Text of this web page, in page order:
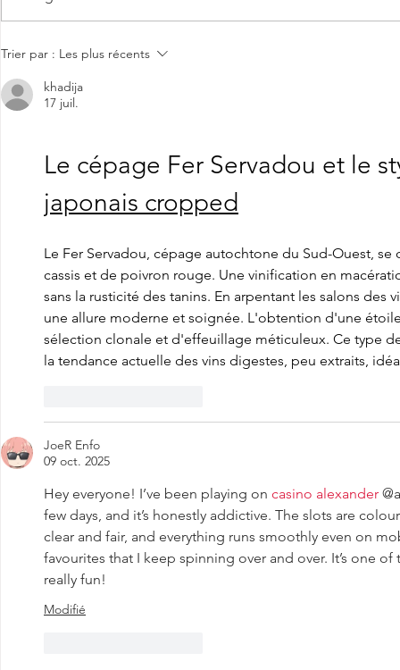
rose en effet avec cette négrette très
avenante dans sa robe c
Trier par : Les plus récents
khadija
17 juil.
Le cépage Fer Servadou et le
japonais cropped
Le Fer Servadou, cépage autochtone du Sud-Ouest,
cassis et de poivron rouge. Une vinification en
sans la rusticité des tanins. En arpentant les salons des
une allure moderne et soignée. L'obtention d'une
sélection clonale et d'effeuillage méticuleux. Ce type
la tendance actuelle des vins digestes, peu extraits,
JoeR Enfo
09 oct. 2025
Hey everyone! I’ve been playing on casino alexander
few days, and it’s honestly addictive. The slots are
clear and fair, and everything runs smoothly even on
favourites that I keep spinning over and over. It’s one
really fun!
Modifié